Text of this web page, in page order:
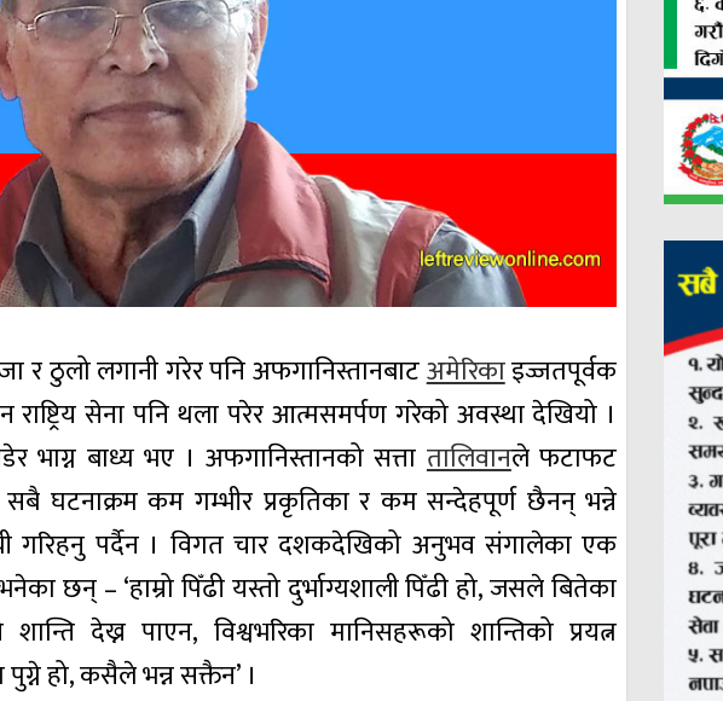
र ठुलो लगानी गरेर पनि अफगानिस्तानबाटअमेरिकाइज्जतपूर्वक
सेना पनि थला परेर आत्मसमर्पण गरेको अवस्था देखियो ।
भाग्न बाध्य भए । अफगानिस्तानको सत्ता तालिवानले फटाफट
सबै घटनाक्रम कम गम्भीर प्रकृतिका र कम सन्देहपूर्ण छैनन् भन्ने
गरिहनु पर्दैन । विगत चार दशकदेखिको अनुभव संगालेका एक
छन् – ‘हाम्रो पिँढी यस्तो दुर्भाग्यशाली पिँढी हो, जसले बितेका
देख्न पाएन, विश्वभरिका मानिसहरूको शान्तिको प्रयत्न
हो, कसैले भन्न सक्तैन’ ।